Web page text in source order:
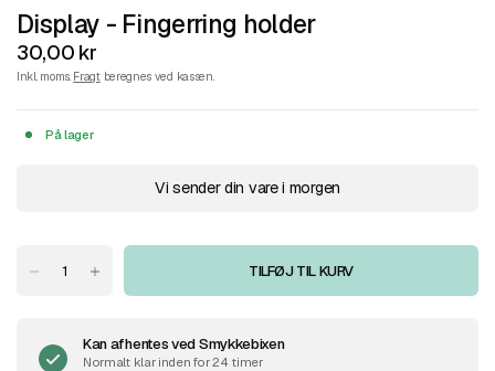
Display - Fingerring holder
30,00 kr
Inkl. moms. Fragtberegnes ved kassen.
På lager
Vi sender din vare i morgen
TILFØJ TIL KURV
Kan afhentes vedSmykkebixen
Normalt klar inden for 24 timer